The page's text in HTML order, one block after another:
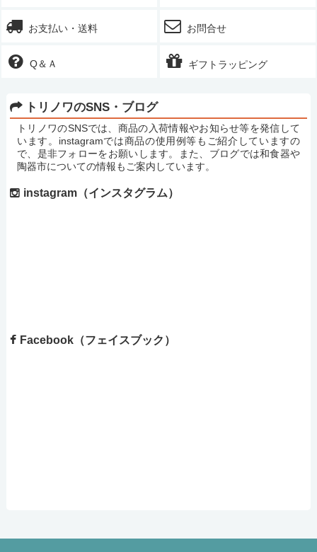
お支払い・送料 お問合せ
Q＆Ａ ギフトラッピング
トリノワのSNS・ブログ
トリノワのSNSでは、商品の入荷情報やお知らせ等を発信して
います。instagramでは商品の使用例等もご紹介していますの
で、是非フォローをお願いします。また、ブログでは和食器や
陶器市についての情報もご案内しています。
instagram（インスタグラム）
Facebook（フェイスブック）